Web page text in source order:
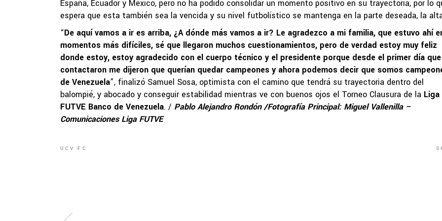
España, Ecuador y México, pero no ha podido consolidar un momento positivo en su trayectoria, por lo
espera que esta también sea la vencida y su nivel futbolístico se mantenga en la parte deseada, la
“De aquí vamos a ir es arriba, ¿A dónde más vamos a ir? Le agradezco a mi familia, que estuvo ahí
momentos más difíciles, sé que llegaron muchos cuestionamientos, pero de verdad estoy muy feliz
donde estoy, estoy agradecido con el cuerpo técnico y el presidente porque desde el primer día
contactaron me dijeron que querían quedar campeones y ahora podemos decir que somos
de Venezuela”, finalizó Samuel Sosa, optimista con el camino que tendrá su trayectoria dentro del
balompié, y abocado y conseguir estabilidad mientras ve con buenos ojos el Torneo Clausura de la Liga
FUTVE Banco de Venezuela. / Pablo Alejandro Rondón /Fotografía Principal: Miguel Vallenilla –
Comunicaciones Liga FUTVE
UCV FC